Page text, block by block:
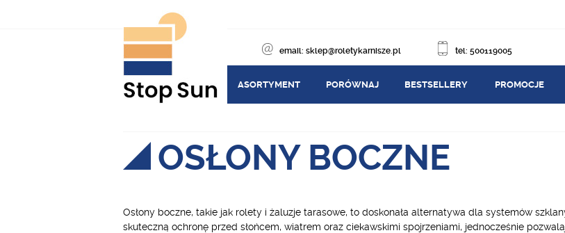
email: sklep@roletykarnisze.pl tel: 500119005
ASORTYMENT PORÓWNAJ BESTSELLERY PROMOCJE
OSŁONY BOCZNE
Osłony boczne, takie jak rolety i żaluzje tarasowe, to doskonała alternatywa dla systemów
skuteczną ochronę przed słońcem, wiatrem oraz ciekawskimi spojrzeniami, jednocześnie